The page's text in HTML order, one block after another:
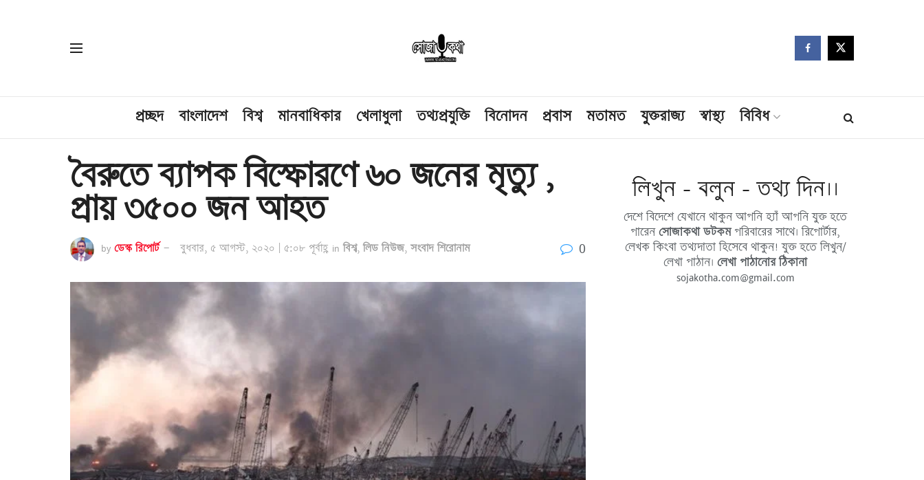
প্রচ্ছদ বাংলাদেশ বিশ্ব মানবাধিকার খেলাধুলা তথ্যপ্রযুক্তি বিনোদন প্রবাস মতামত যুক্তরাজ্য স্বাস্থ্য বিবিধ
বৈরুতে ব্যাপক বিস্ফোরণে ৬০ জনের মৃত্যু ,
প্রায় ৩৫০০ জন আহত
by ডেস্ক রিপোর্ট বুধবার, ৫ আগস্ট, ২০২০ | ৫:০৮ পূর্বাহ্ণ in বিশ্ব,লিড নিউজ, সংবাদ শিরোনাম 0
লিখুন - বলুন - তথ্য দিন।।
দেশে বিদেশে যেখানে থাকুন আপনি হ্যাঁ আপনি যুক্ত হতে
পারেনসোজাকথা ডটকমপরিবারের সাথে। রিপোর্টার,
লেখক কিংবা তথ্যদাতা হিসেবে থাকুন! যুক্ত হতে লিখুন/
লেখা পাঠান। লেখা পাঠানোর ঠিকানা
sojakotha.com@gmail.com